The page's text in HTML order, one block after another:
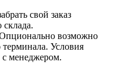
свой заказ
склада.
возможно
Условия
с менеджером.